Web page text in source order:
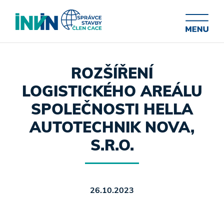
ROZŠÍŘENÍ
LOGISTICKÉHO AREÁLU
SPOLEČNOSTI HELLA
AUTOTECHNIK NOVA,
S.R.O.
26.10.2023